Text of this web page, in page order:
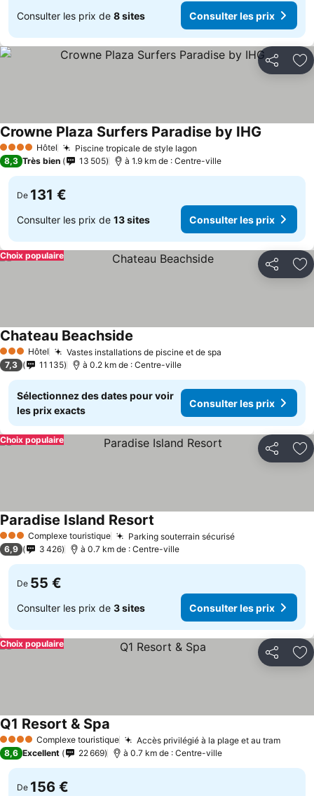
Consulter les prix de 8 sites Consulter les prix
Partager
4 Étoiles Hôtel Piscine tropicale de style lagon
Crowne Plaza Surfers Paradise by IHG
8,3 Très bien 13 505 à 1.9 km de : Centre-ville
De 131 €
Consulter les prix de 13 sites Consulter les prix
Partager
Choix populaire
3 ÉtoilesHôtel Vastes installations de piscine et de spa
Chateau Beachside
7,3 11 135 à 0.2 km de : Centre-ville
Sélectionnez des dates pour voir
les prix exacts
Consulter les prix
Partager
Choix populaire
3 ÉtoilesComplexe touristique Parking souterrain sécurisé
Paradise Island Resort
6,9 3 426 à 0.7 km de : Centre-ville
De 55 €
Consulter les prix de 3 sites Consulter les prix
Partager
Choix populaire
4 Étoiles Complexe touristique Accès privilégié à la plage et au tram
Q1 Resort & Spa
8,6 Excellent 22 669 à 0.7 km de : Centre-ville
De 156 €